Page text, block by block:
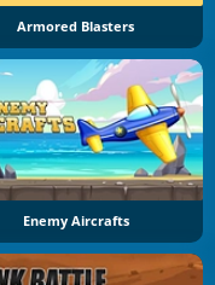
Armored Blasters
Enemy Aircrafts